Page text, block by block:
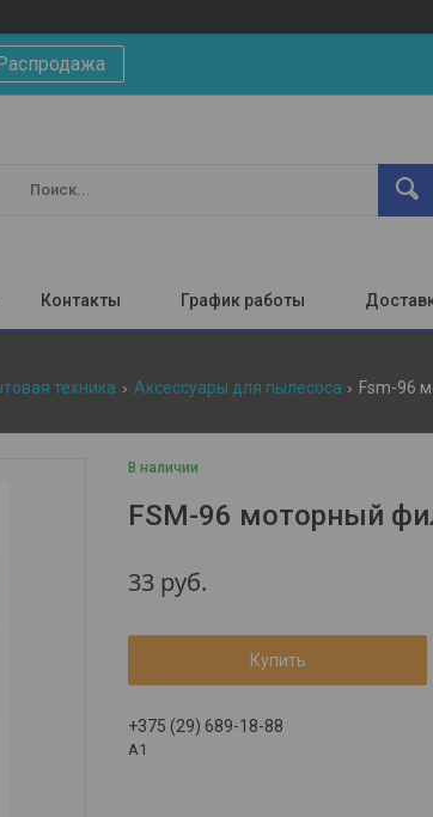
Контакты График работы
техника Аксессуары для пылесоса Fsm-96
В наличии
FSM-96 моторный
33 руб.
Купить
+375 (29) 689-18-88
A1